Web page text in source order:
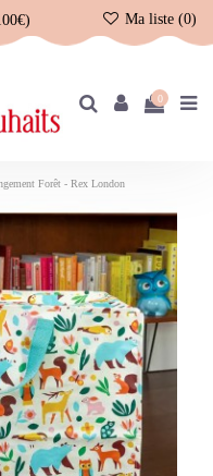
Ma liste (0)
0
Forêt - Rex London